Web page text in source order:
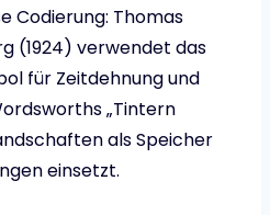
Codierung: Thomas
(1924) verwendet das
für Zeitdehnung und
„Tintern
als Speicher
einsetzt.